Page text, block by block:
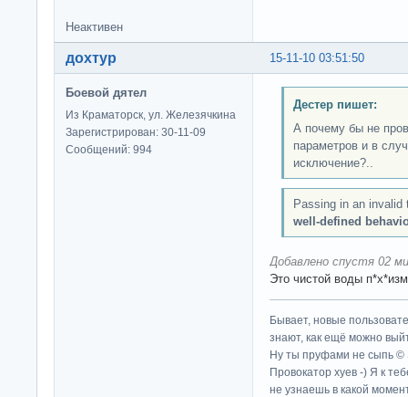
Неактивен
15-11-10 03:51:50
дохтур
Боевой дятел
Из Краматорск, ул. Железячкина
Зарегистрирован: 30-11-09
Сообщений: 994
Дестер пишет:
А почему бы не
параметров и в
исключение?..
Passing in an
well-defined
Добавлено спустя 02
Это чистой воды
Бывает, новые
знают, как ещё можно
Ну ты пруфами не сыпь ©
Провокатор хуев -) Я к
не узнаешь в какой